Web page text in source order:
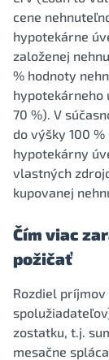
cene
hypotekárne
založenej
% hodnoty
hypotekárneho
70 %). V
do výšky 100
hypotekárny
vlastných
kupovanej
Čím viac
požičať
Rozdiel
zostatku, t.j.
mesačne